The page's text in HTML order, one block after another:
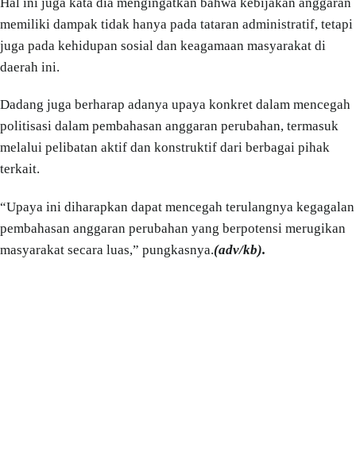
memiliki dampak tidak hanya pada tataran administratif, tetapi
juga pada kehidupan sosial dan keagamaan masyarakat di
daerah ini.
Dadang juga berharap adanya upaya konkret dalam mencegah
politisasi dalam pembahasan anggaran perubahan, termasuk
melalui pelibatan aktif dan konstruktif dari berbagai pihak
terkait.
“Upaya ini diharapkan dapat mencegah terulangnya kegagalan
pembahasan anggaran perubahan yang berpotensi merugikan
masyarakat secara luas,” pungkasnya.(adv/kb).